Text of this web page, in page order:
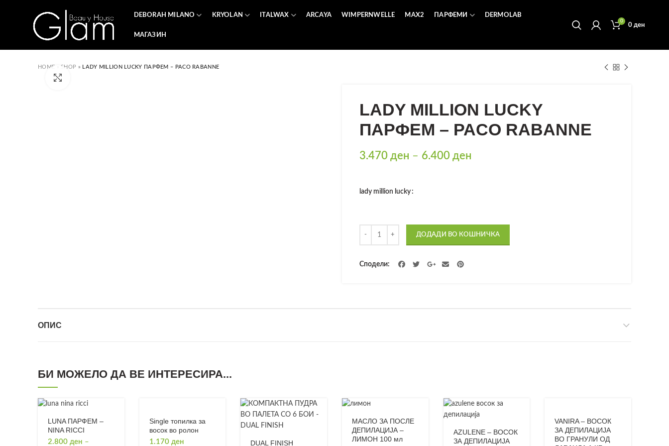
DEBORAH MILANO KRYOLAN ITALWAX ARCAYA WIMPERNWELLE MAX2 ПАРФЕМИ DERMOLAB
МАГАЗИН
0
0ден
HOME »SHOP » LADY MILLION LUCKY ПАРФЕМ – PACO RABANNE
LADY MILLION LUCKY
ПАРФЕМ – PACO RABANNE
3.470 ден – 6.400 ден
lady million lucky
ДОДАДИ ВО КОШНИЧКА
Сподели
ОПИС
БИ МОЖЕЛО ДА ВЕ ИНТЕРЕСИРА...
LUNA ПАРФЕМ –
NINA RICCI
2.800 ден –
Single топилка за
восок во ролон
1.170 ден
DUAL FINISH
МАСЛО ЗА ПОСЛЕ
ДЕПИЛАЦИЈА –
ЛИМОН 100 мл
AZULENE – ВОСОК
ЗА ДЕПИЛАЦИЈА
VANIRA – ВОСОК
ЗА ДЕПИЛАЦИЈА
ВО ГРАНУЛИ ОД